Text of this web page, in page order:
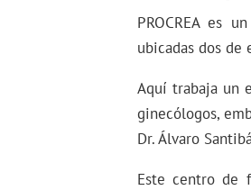
PROCREA es
ubicadas dos de
Aquí trabaja un
ginecólogos,
Dr. Álvaro
Este centro de